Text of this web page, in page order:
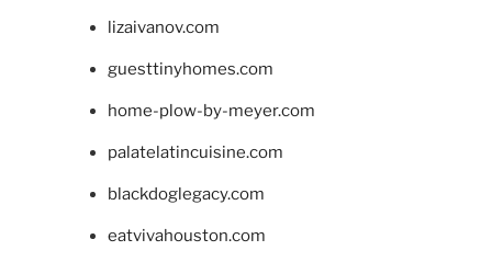
lizaivanov.com
guesttinyhomes.com
home-plow-by-meyer.com
palatelatincuisine.com
blackdoglegacy.com
eatvivahouston.com